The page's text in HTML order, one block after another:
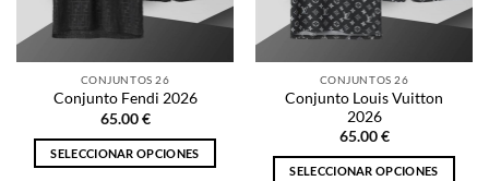
elegir
en
la
página
de
elegir
en
la
página
de
producto
CONJUNTOS 26
Conjunto Fendi 2026
65.00€
SELECCIONAR OPCIONES
CONJUNTOS 26
Conjunto Louis Vuitton
2026
65.00€
SELECCIONAR OPCIONES